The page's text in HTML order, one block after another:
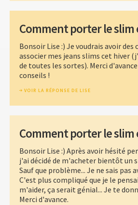
Comment porter le slim
Bonsoir Lise :) Je voudrais avoir des
associer mes jeans slims cet hiver
de toutes les sortes). Merci
conseils !
VOIR LA RÉPONSE DE LISE
Comment porter le slim
Bonsoir Lise :) Après avoir hésité
j'ai décidé de m'acheter bientôt un
Sauf que problème... Je ne sais pas
C'est plus compliqué que je le
m'aider, ça serait génial... Je te
Merci d'avance.